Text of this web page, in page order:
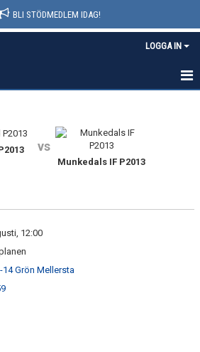
BLI STÖDMEDLEM IDAG!
LOGGA IN
vs
Munkedals IF P2013
12:00
14 Grön Mellersta